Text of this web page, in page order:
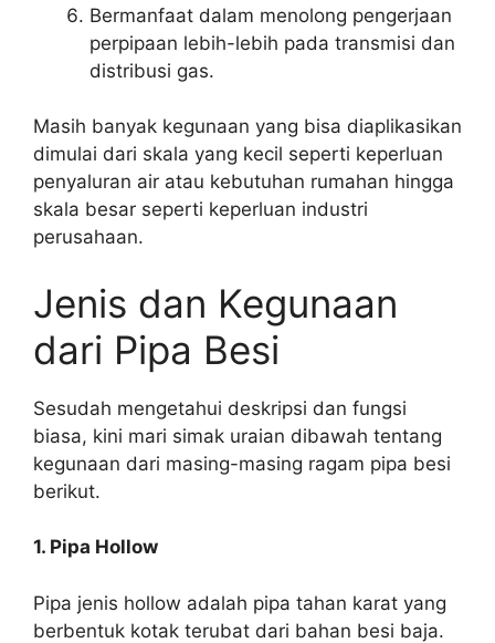
Bermanfaat dalam menolong pengerjaan
perpipaan lebih-lebih pada transmisi dan
distribusi gas.
Masih banyak kegunaan yang bisa diaplikasikan
dimulai dari skala yang kecil seperti keperluan
penyaluran air atau kebutuhan rumahan hingga
skala besar seperti keperluan industri
perusahaan.
Jenis dan Kegunaan
dari Pipa Besi
Sesudah mengetahui deskripsi dan fungsi
biasa, kini mari simak uraian dibawah tentang
kegunaan dari masing-masing ragam pipa besi
berikut.
1. Pipa Hollow
Pipa jenis hollow adalah pipa tahan karat yang
berbentuk kotak terubat dari bahan besi baja.